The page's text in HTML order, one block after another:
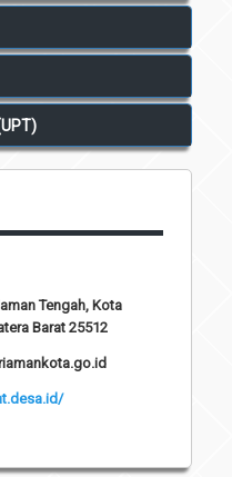
(UPT)
Tengah, Kota
Barat 25512